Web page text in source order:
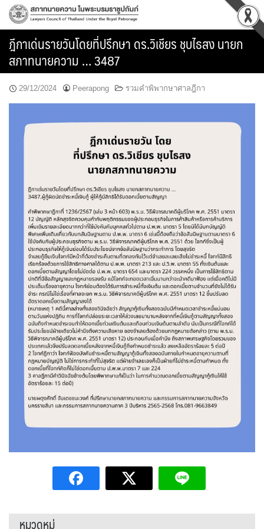
Skip
content
ฎีกาเด่นรายวันโดยที่ปรึกษา ดร.วิเชียร ชุบไธสง นายก
สภาทนายความ … 3487
29/12/2024 Peerapong รวมคำพิพากษาศาลฎีกา
หมวดหมู่